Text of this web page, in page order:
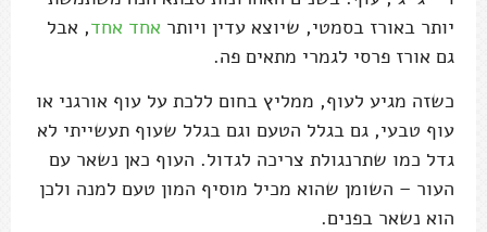
יותר באורז בסמטי, שיוצא עדין ויותר אחד אחד, אבל
גם אורז פרסי לגמרי מתאים פה.
כשזה מגיע לעוף, ממליץ בחום ללכת על עוף אורגני או
עוף טבעי, גם בגלל הטעם וגם בגלל שעוף תעשייתי לא
גדל כמו שתרנגולת צריכה לגדול. העוף כאן נשאר עם
העור – השומן שהוא מכיל מוסיף המון טעם למנה ולכן
הוא נשאר בפנים.